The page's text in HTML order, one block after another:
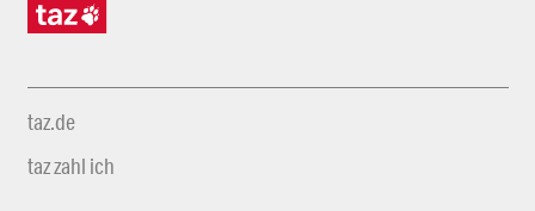
taz.de
taz zahl ich